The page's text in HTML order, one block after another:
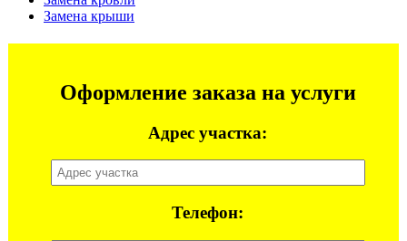
Замена крыши
Оформление заказа на услуги
Адрес участка:
Телефон: